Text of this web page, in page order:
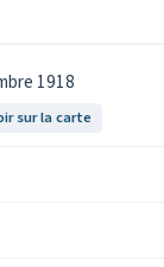
1918
sur la carte